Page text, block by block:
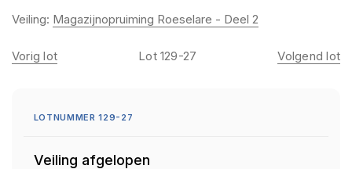
Veiling: Magazijnopruiming Roeselare - Deel 2
Vorig lot Lot 129-27 Volgend lot
LOTNUMMER 129-27
Veiling afgelopen